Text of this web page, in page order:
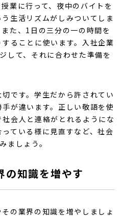
業に行って、夜中のバイトを
生活リズムがしみついてしま
た、1日の三分の一の時間を
ることに使います。入社企業
して、それに合わせた準備を
です。学生だから許されてい
が違います。正しい敬語を使
会人と連絡がとれるようにな
ている様に見直すなど、社会
ましょう。
の知識を増やす
の業界の知識を増やしましょ